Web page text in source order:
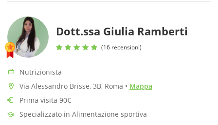
Dott.ssa Giulia Ramberti
(16 recensioni)
Nutrizionista
Via Alessandro Brisse, 3B, Roma • Mappa
Prima visita 90€
Specializzato in Alimentazione sportiva